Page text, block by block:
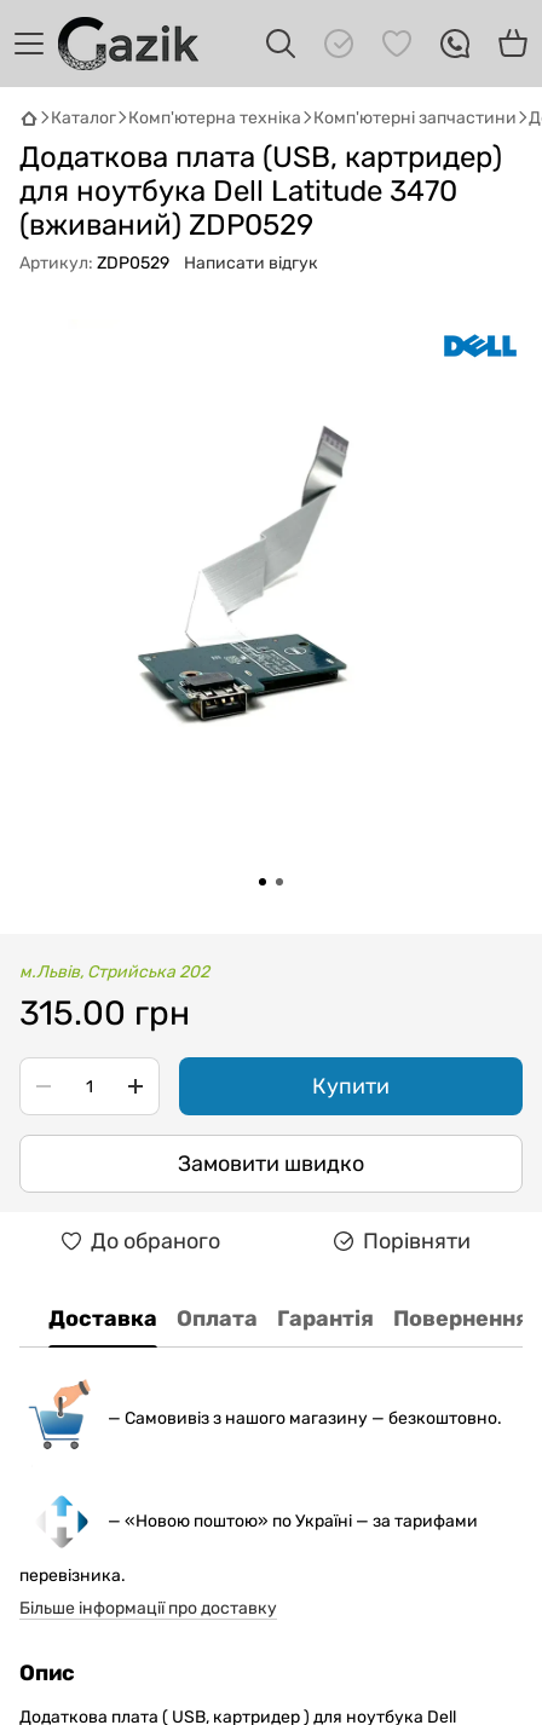
Каталог Комп'ютерна техніка Комп'ютерні запчастини
Додаткова плата (USB, картридер)
для ноутбука Dell Latitude 3470
(вживаний) ZDP0529
Артикул: ZDP0529 Написати відгук
м.Львів, Стрийська 202
315.00 грн
Купити
Замовити швидко
До обраного Порівняти
Доставка Оплата Гарантія Повернення
— Самовивіз з нашого магазину — безкоштовно.
— «Новою поштою» по Україні — за тарифами
перевізника.
Більше інформації про доставку
Опис
Додаткова плата ( USB, картридер ) для ноутбука Dell
Онлайн · пошук техніки
Привіт! 👋 Я Gazik AI — допоможу
підібрати вживану комп'ютерну техніку.
Що шукаєш?